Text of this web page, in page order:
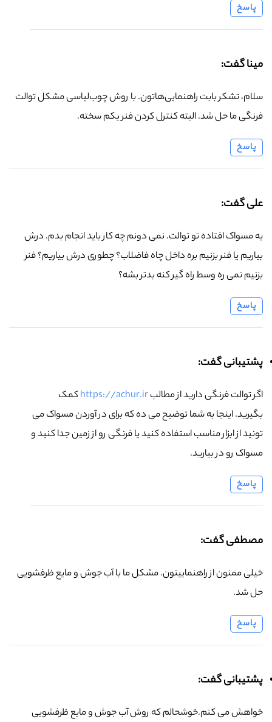
پاسخ
مینا گفت:
سلام، تشکر بابت راهنمایی‌هاتون. با روش چوب‌لباسی مشکل توالت
فرنگی ما حل شد. البته کنترل کردن فنر یکم سخته.
پاسخ
علی گفت:
یه مسواک افتاده تو توالت. نمی دونم چه کار باید انجام بدم. درش
بیاریم یا فنر بزنیم بره داخل چاه فاضلاب؟ چطوری درش بیاریم؟ فنر
بزنیم نمی ره وسط راه گیر کنه بدتر بشه؟
پاسخ
پشتیبانی گفت:
اگر توالت فرنگی دارید از مطالبhttps://achur.irکمک
بگیرید. اینجا به شما توضیح می ده که برای در آوردن مسواک می
تونید از ابزار مناسب استفاده کنید یا فرنگی رو از زمین جدا کنید و
مسواک رو در بیارید.
پاسخ
مصطفی گفت:
خیلی ممنون از راهنماییتون. مشکل ما با آب جوش و مایع ظرفشویی
حل شد.
پاسخ
پشتیبانی گفت:
خواهش می کنم.خوشحالم که روش آب جوش و مایع ظرفشویی